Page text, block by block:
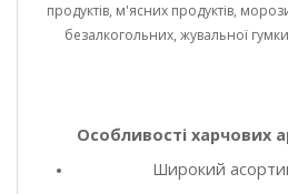
продуктів, м'ясних продуктів,
безалкогольних, жувальної
Особливості харчових
Широкий